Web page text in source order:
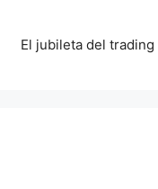
El jubileta del trading